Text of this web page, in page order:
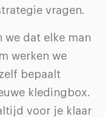
vragen.
we dat elke man
werken we
bepaalt
kledingbox.
voor je klaar